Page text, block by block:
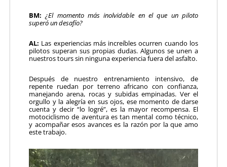
BM: ¿El momento más inolvidable en el que un piloto
superó un desafío?
AL: Las experiencias más increíbles ocurren cuando los
pilotos superan sus propias dudas. Algunos se unen a
nuestros tours sin ninguna experiencia fuera del asfalto.
Después de nuestro entrenamiento intensivo, de
repente ruedan por terreno africano con confianza,
manejando arena, rocas y subidas empinadas. Ver el
orgullo y la alegría en sus ojos, ese momento de darse
cuenta y decir “lo logré”, es la mayor recompensa. El
motociclismo de aventura es tan mental como técnico,
y acompañar esos avances es la razón por la que amo
este trabajo.